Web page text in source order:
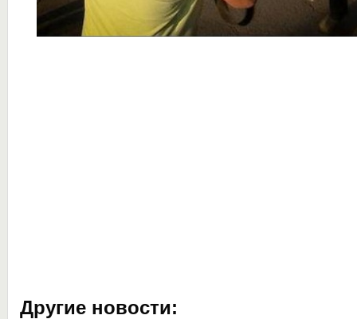
Другие новости: